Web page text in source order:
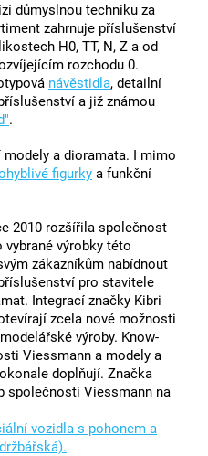
důmyslnou techniku za
zahrnuje příslušenství
H0, TT, N, Z a od
rozchodu 0.
návěstidla, detailní
a již známou
.
modely a dioramata. I mimo
figurky a funkční
2010 rozšířila společnost
výrobky této
zákazníkům nabídnout
pro stavitele
Integrací značky Kibri
zcela nové možnosti
výroby. Know-
Viessmann a modely a
doplňují. Značka
společnosti Viessmann na
vozidla s pohonem a